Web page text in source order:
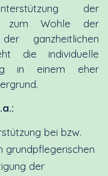
der
zum Wohle der
ganzheitlichen
die individuelle
in einem eher
bei bzw.
grundpflegerischen
der